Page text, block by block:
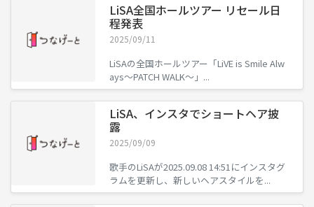
LiSA全国ホールツアー リセール日
程発表
2025/09/11
LiSAの全国ホールツアー「LiVE is Smile Alw
ays〜PATCH WALK〜」...
LiSA、インスタでショートヘア披
露
2025/09/09
歌手のLiSAが2025.09.08 14:51にインスタグ
ラムを更新し、新しいヘアスタイルを...